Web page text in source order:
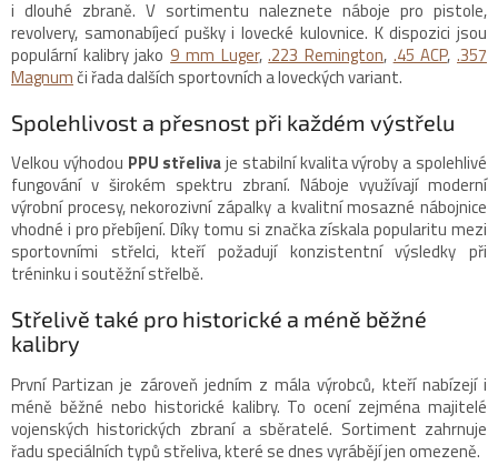
r
v
k
y
v
p
s
u
i dlouhé zbraně. V sortimentu naleznete náboje pro pistole,
revolvery, samonabíjecí pušky i lovecké kulovnice. K dispozici jsou
populární kalibry jako9 mm Luger,.223 Remington, .45 ACP,.357
Magnumči řada dalších sportovních a loveckých variant.
Spolehlivost a přesnost při každém výstřelu
Velkou výhodou PPU střelivaje stabilní kvalita výroby a spolehlivé
fungování v širokém spektru zbraní. Náboje využívají moderní
výrobní procesy, nekorozivní zápalky a kvalitní mosazné nábojnice
vhodné i pro přebíjení. Díky tomu si značka získala popularitu mezi
sportovními střelci, kteří požadují konzistentní výsledky při
tréninku i soutěžní střelbě.
Střelivě také pro historické a méně běžné
kalibry
První Partizan je zároveň jedním z mála výrobců, kteří nabízejí i
méně běžné nebo historické kalibry. To ocení zejména majitelé
vojenských historických zbraní a sběratelé. Sortiment zahrnuje
řadu speciálních typů střeliva, které se dnes vyrábějí jen omezeně.